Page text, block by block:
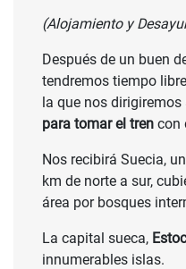
(Alojamiento y
Después de un buen
tendremos tiempo
la que nos dirigiremos
para tomar el tren con
Nos recibirá Suecia,
km de norte a sur,
área por bosques
La capital sueca,
innumerables islas.